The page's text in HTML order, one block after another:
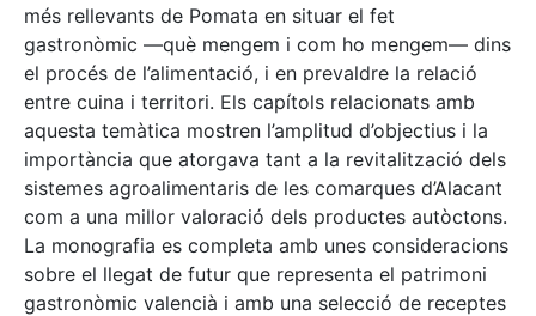
més rellevants de Pomata en situar el fet
gastronòmic —què mengem i com ho mengem— dins
el procés de l’alimentació, i en prevaldre la relació
entre cuina i territori. Els capítols relacionats amb
aquesta temàtica mostren l’amplitud d’objectius i la
importància que atorgava tant a la revitalització dels
sistemes agroalimentaris de les comarques d’Alacant
com a una millor valoració dels productes autòctons.
La monografia es completa amb unes consideracions
sobre el llegat de futur que representa el patrimoni
gastronòmic valencià i amb una selecció de receptes